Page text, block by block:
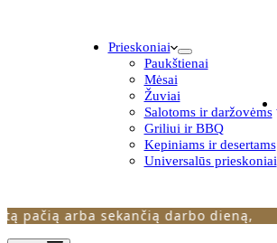
Prieskoniai
Paukštienai
Mėsai
Žuviai
Salotoms ir daržovėms
Griliui ir BBQ
Kepiniams ir desertams
Universalūs prieskoniai
arba sekančią darbo dieną,